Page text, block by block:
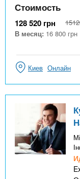
Стоимость
128 520 грн
В месяц: 16 800 грн
Киев Онлайн